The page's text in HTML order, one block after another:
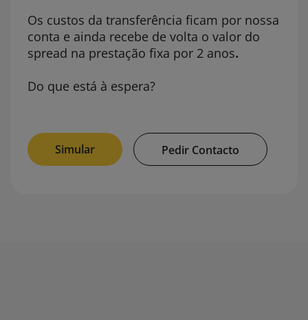
Os custos da transferência ficam por nossa
conta e ainda recebe de volta o valor do
spread na prestação fixa por 2 anos.
Do que está à espera?
Simular Pedir Contacto